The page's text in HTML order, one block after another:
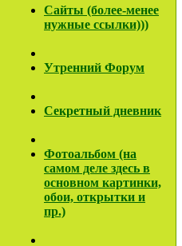
Сайты (более-менее
нужные ссылки)))
Утренний Форум
Секретный дневник
Фотоальбом (на
самом деле здесь в
основном картинки,
обои, открытки и
пр.)